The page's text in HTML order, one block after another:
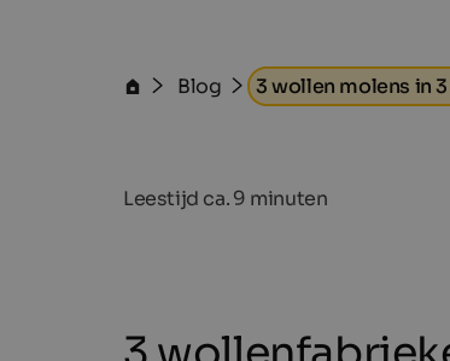
Blog 3 wollen molens in
Leestijd ca.9 minuten